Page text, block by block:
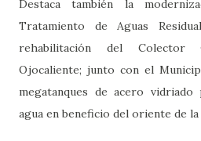
Destaca también la
Tratamiento de Aguas
rehabilitación del Colector
Ojocaliente; junto con el
megatanques de acero vidriado
agua en beneficio del oriente de la